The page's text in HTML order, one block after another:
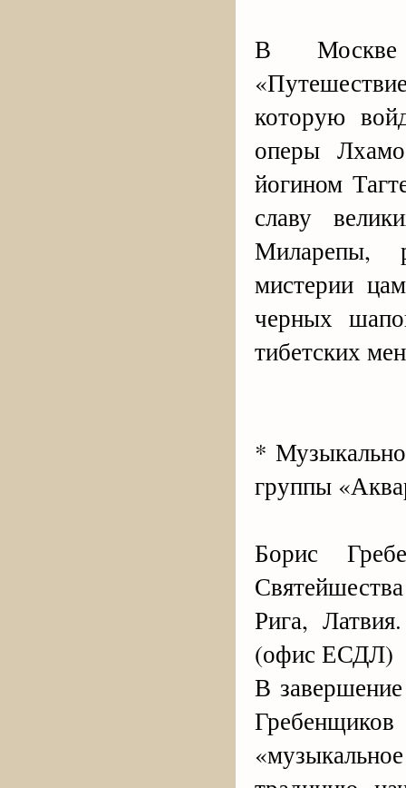
В Москве
которую
оперы
йогином
славу
Миларепы,
мистерии
черных
тибетских
*
группы
Борис
Рига,
(офис ЕСДЛ)
В